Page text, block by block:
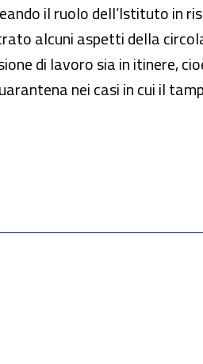
il ruolo dell’Istituto in
alcuni aspetti della
di lavoro sia in itinere,
nei casi in cui il